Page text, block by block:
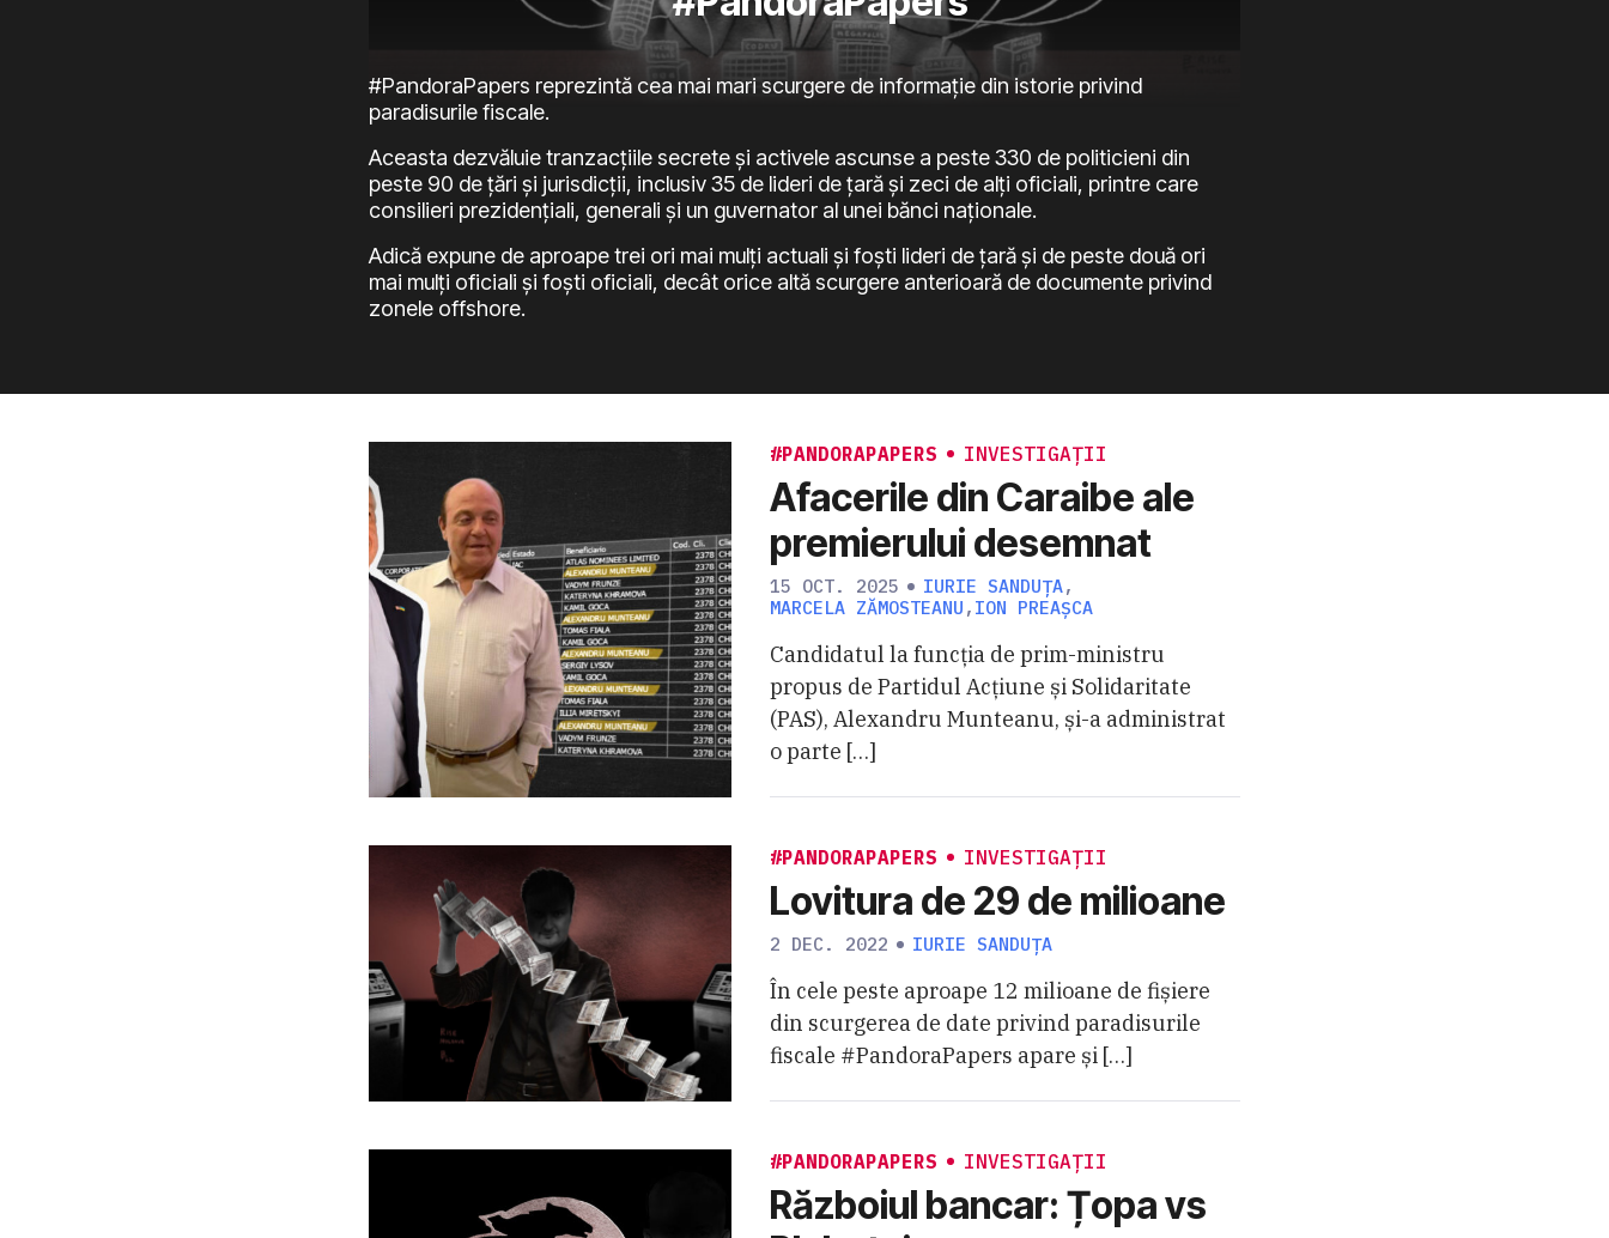
#PandoraPapers reprezintă cea mai mari scurgere de informație din istorie privind
paradisurile fiscale.
Aceasta dezvăluie tranzacțiile secrete și activele ascunse a peste 330 de politicieni din
peste 90 de țări și jurisdicții, inclusiv 35 de lideri de țară și zeci de alți oficiali, printre care
consilieri prezidențiali, generali și un guvernator al unei bănci naționale.
Adică expune de aproape trei ori mai mulți actuali și foști lideri de țară și de peste două ori
mai mulți oficiali și foști oficiali, decât orice altă scurgere anterioară de documente privind
zonele offshore.
#PANDORAPAPERS INVESTIGAȚII
Afacerile din Caraibe ale
premierului desemnat
15 OCT. 2025 IURIE SANDUȚA,
MARCELA ZĂMOSTEANU , ION PREAȘCA
Candidatul la funcția de prim-ministru
propus de Partidul Acțiune și Solidaritate
(PAS), Alexandru Munteanu, și-a administrat
o parte […]
#PANDORAPAPERS INVESTIGAȚII
Lovitura de 29 de milioane
2 DEC. 2022 IURIE SANDUȚA
În cele peste aproape 12 milioane de fișiere
din scurgerea de date privind paradisurile
fiscale #PandoraPapers apare și […]
#PANDORAPAPERS INVESTIGAȚII
Războiul bancar: Țopa vs